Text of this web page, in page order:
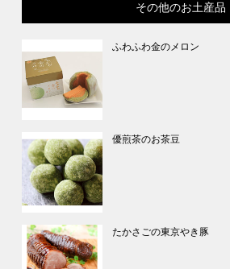
その他のお土産品
ふわふわ金のメロン
優煎茶のお茶豆
たかさごの東京やき豚